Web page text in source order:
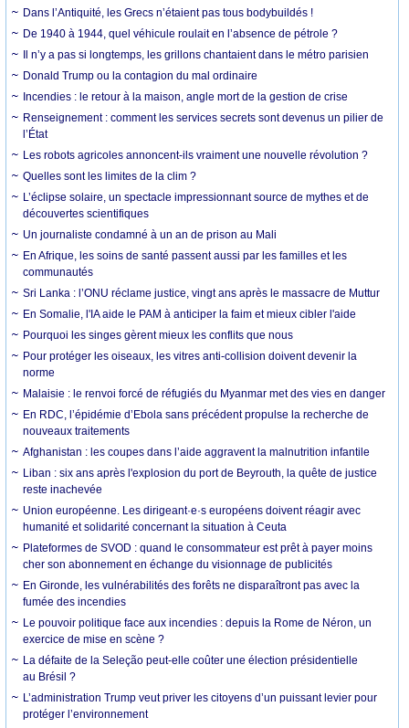
Dans l’Antiquité, les Grecs n’étaient pas tous bodybuildés !
De 1940 à 1944, quel véhicule roulait en l’absence de pétrole ?
Il n’y a pas si longtemps, les grillons chantaient dans le métro parisien
Donald Trump ou la contagion du mal ordinaire
Incendies : le retour à la maison, angle mort de la gestion de crise
Renseignement : comment les services secrets sont devenus un pilier de
l’État
Les robots agricoles annoncent-ils vraiment une nouvelle révolution ?
Quelles sont les limites de la clim ?
L’éclipse solaire, un spectacle impressionnant source de mythes et de
découvertes scientifiques
Un journaliste condamné à un an de prison au Mali
En Afrique, les soins de santé passent aussi par les familles et les
communautés
Sri Lanka : l’ONU réclame justice, vingt ans après le massacre de Muttur
En Somalie, l'IA aide le PAM à anticiper la faim et mieux cibler l'aide
Pourquoi les singes gèrent mieux les conflits que nous
Pour protéger les oiseaux, les vitres anti-collision doivent devenir la
norme
Malaisie : le renvoi forcé de réfugiés du Myanmar met des vies en danger
En RDC, l’épidémie d’Ebola sans précédent propulse la recherche de
nouveaux traitements
Afghanistan : les coupes dans l’aide aggravent la malnutrition infantile
Liban : six ans après l'explosion du port de Beyrouth, la quête de justice
reste inachevée
Union européenne. Les dirigeant·e·s européens doivent réagir avec
humanité et solidarité concernant la situation à Ceuta
Plateformes de SVOD : quand le consommateur est prêt à payer moins
cher son abonnement en échange du visionnage de publicités
En Gironde, les vulnérabilités des forêts ne disparaîtront pas avec la
fumée des incendies
Le pouvoir politique face aux incendies : depuis la Rome de Néron, un
exercice de mise en scène ?
La défaite de la Seleção peut-elle coûter une élection présidentielle
au Brésil ?
L’administration Trump veut priver les citoyens d’un puissant levier pour
protéger l’environnement